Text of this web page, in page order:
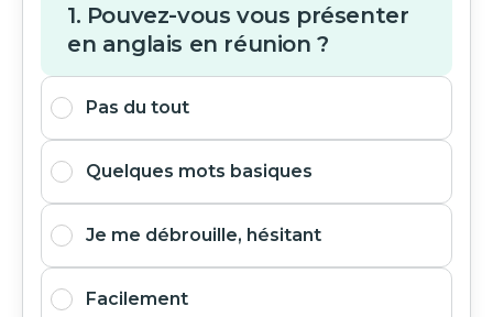
1. Pouvez-vous vous présenter
en anglais en réunion ?
Pas du tout
Quelques mots basiques
Je me débrouille, hésitant
Facilement